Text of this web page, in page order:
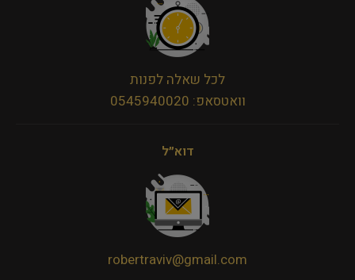
לכל שאלה לפנות
וואטסאפ: 0545940020
דוא״ל
robertraviv@gmail.com